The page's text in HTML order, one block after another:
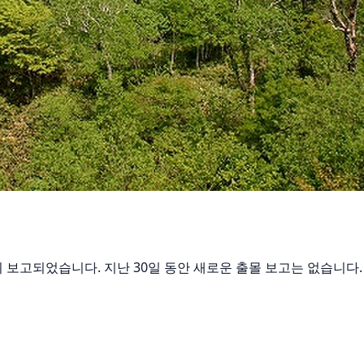
고되었습니다. 지난 30일 동안 새로운 출몰 보고는 없습니